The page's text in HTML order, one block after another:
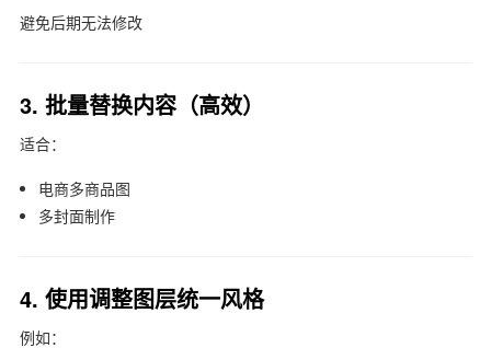
避免后期无法修改
3. 批量替换内容（高效）
适合：
电商多商品图
多封面制作
4. 使用调整图层统一风格
例如：